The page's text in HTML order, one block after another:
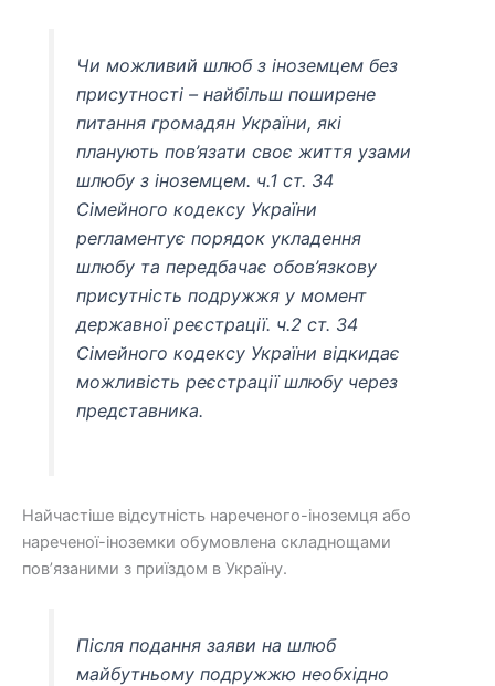
Чи можливий шлюб з іноземцем без
присутності – найбільш поширене
питання громадян України, які
планують пов’язати своє життя узами
шлюбу з іноземцем. ч.1 ст. 34
Сімейного кодексу України
регламентує порядок укладення
шлюбу та передбачає обов’язкову
присутність подружжя у момент
державної реєстрації. ч.2 ст. 34
Сімейного кодексу України відкидає
можливість реєстрації шлюбу через
представника.
Найчастіше відсутність нареченого-іноземця або
нареченої-іноземки обумовлена ​​складнощами
пов’язаними з приїздом в Україну.
Після подання заяви на шлюб
майбутньому подружжю необхідно